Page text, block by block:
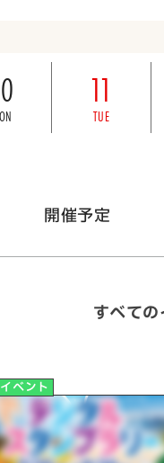
11
TUE
開催予定
すべての
ベント